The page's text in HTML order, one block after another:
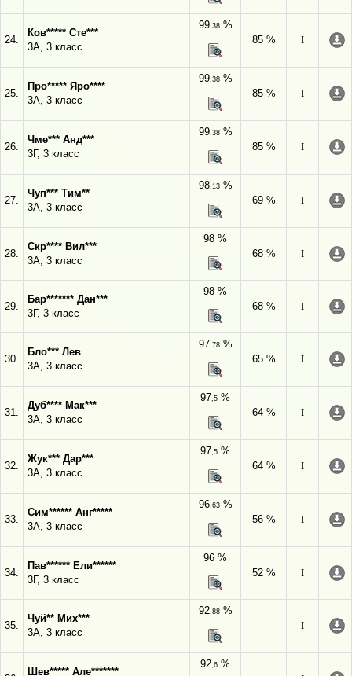
24.
Ков***** Сте***
3А, 3 класс
99,38%
85 %
I
25.
Про***** Яро****
3А, 3 класс
99,38%
85 %
I
26.
Чме*** Анд***
3Г, 3 класс
99,38%
85 %
I
27.
Чуп*** Тим**
3А, 3 класс
98,13%
69 %
I
28.
Скр**** Вил***
3А, 3 класс
98 %
68 %
I
29.
Бар******* Дан***
3Г, 3 класс
98 %
68 %
I
30.
Бло*** Лев
3А, 3 класс
97,78%
65 %
I
31.
Дуб**** Мак***
3А, 3 класс
97,5 %
64 %
I
32.
Жук*** Дар***
3А, 3 класс
97,5 %
64 %
I
33.
Сим****** Анг*****
3А, 3 класс
96,63%
56 %
I
34.
Пав****** Ели******
3Г, 3 класс
96 %
52 %
I
35.
Чуй** Мих***
3А, 3 класс
92,88%
-
I
Шев***** Але*******
92,6 %